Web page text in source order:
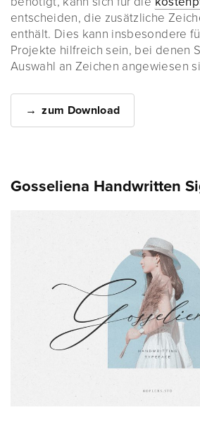
entscheiden, die zusätzliche
enthält. Dies kann insbesondere
Projekte hilfreich sein, bei denen
Auswahl an Zeichen angewiesen
zum Download
Gosseliena Handwritten